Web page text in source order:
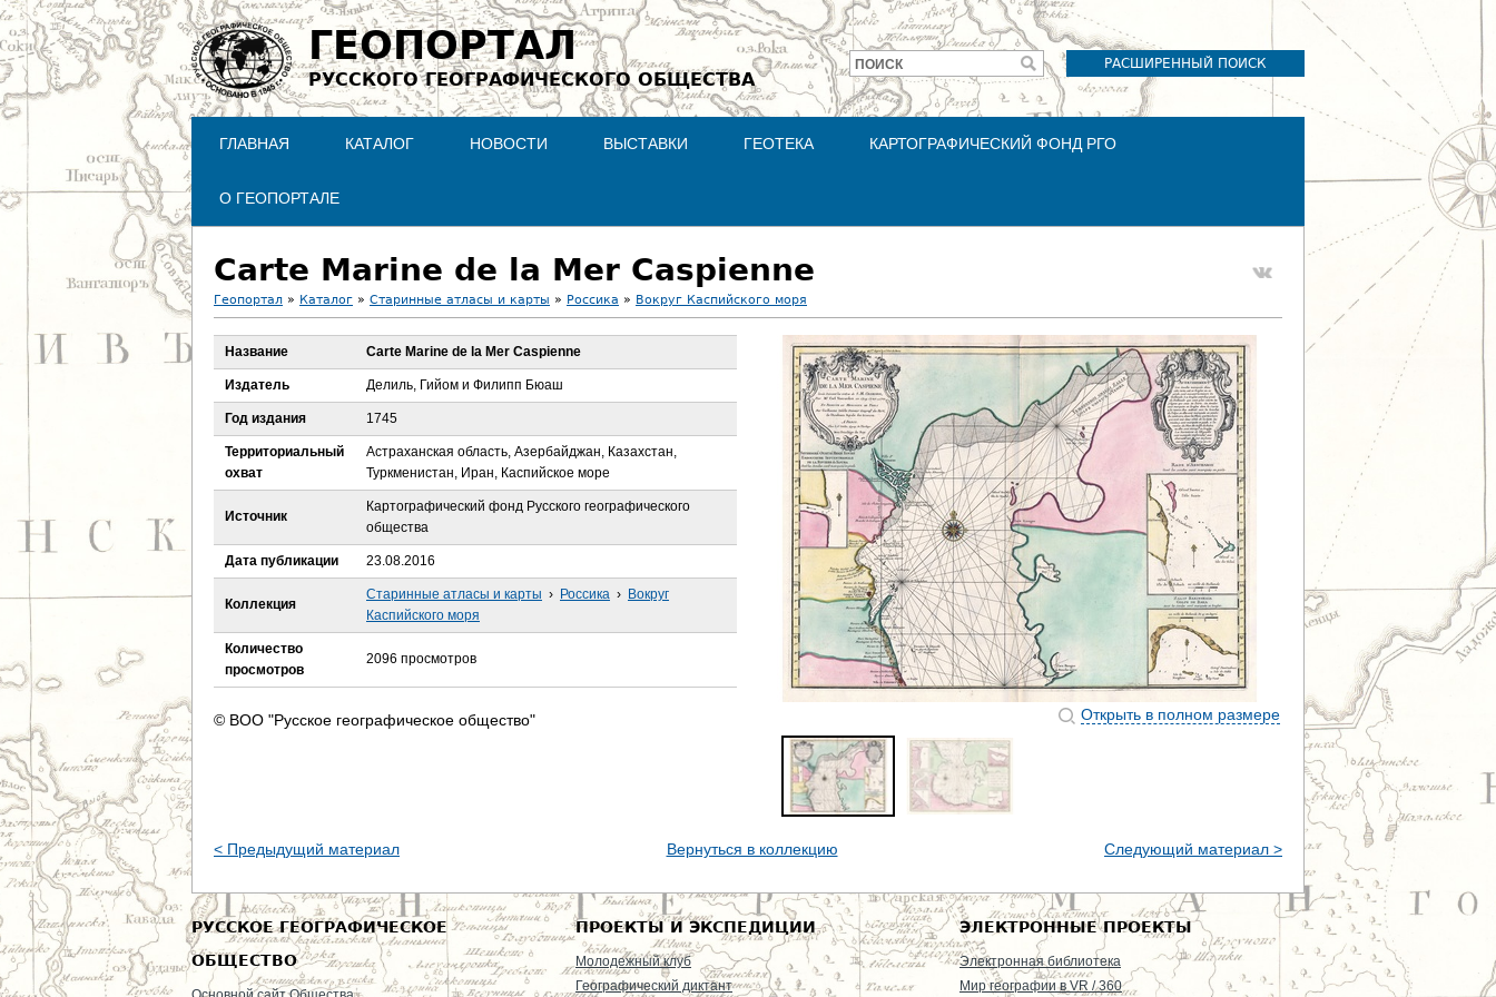
Jump to navigation
ГЕОПОРТАЛ
РУССКОГО ГЕОГРАФИЧЕСКОГО ОБЩЕСТВА
РАСШИРЕННЫЙ ПОИСК
Форма
поиска
ПОИСК
ГЛАВНАЯ КАТАЛОГ НОВОСТИ ВЫСТАВКИ ГЕОТЕКА КАРТОГРАФИЧЕСКИЙ ФОНД РГО
О ГЕОПОРТАЛЕ
Carte Marine de la Mer Caspienne
В
ы
д
е
с
ь
Геопортал » Каталог » Старинные атласы и карты » Россика » Вокруг Каспийского моря
Открыть в полном размере
Название Carte Marine de la Mer Caspienne
Издатель Делиль, Гийом и Филипп Бюаш
Год издания 1745
Территориальный
охват
Астраханская область, Азербайджан, Казахстан,
Туркменистан, Иран, Каспийское море
Источник
Картографический фонд Русского географического
общества
Дата публикации 23.08.2016
Коллекция
Старинные атласы и карты › Россика › Вокруг
Каспийского моря
Количество
просмотров
2096 просмотров
© ВОО "Русское географическое общество"
< Предыдущий материал Вернуться в коллекцию Следующий материал >
РУССКОЕ ГЕОГРАФИЧЕСКОЕ
ОБЩЕСТВО
ПРОЕКТЫ И ЭКСПЕДИЦИИ
Молодежный клуб
Географический диктант
ЭЛЕКТРОННЫЕ ПРОЕКТЫ
Электронная библиотека
Мир географии в VR / 360